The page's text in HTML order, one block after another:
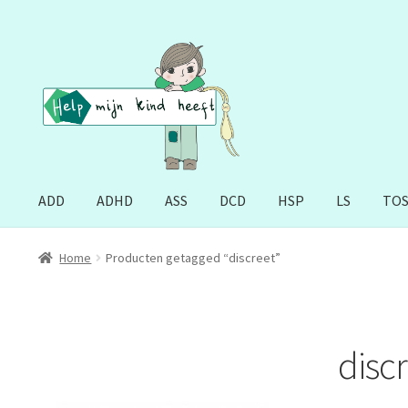
naar
navigatie
de
inhoud
ADD ADHD ASS DCD HSP LS TOS
Home Producten getagged “discreet”